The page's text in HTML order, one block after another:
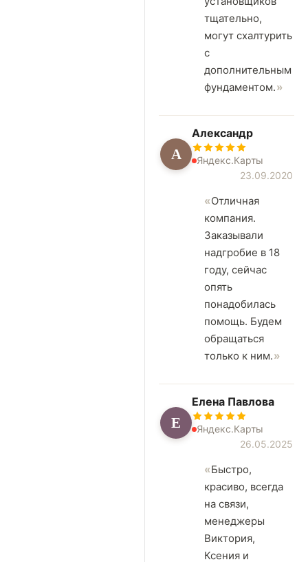
тщательно,
могут схалтурить
с
дополнительным
фундаментом.
А
Александр
Яндекс.Карты
23.09.2020
Отличная
компания.
Заказывали
надгробие в 18
году, сейчас
опять
понадобилась
помощь. Будем
обращаться
только к ним.
Е
Елена Павлова
Яндекс.Карты
26.05.2025
Быстро,
красиво, всегда
на связи,
менеджеры
Виктория,
Ксения и